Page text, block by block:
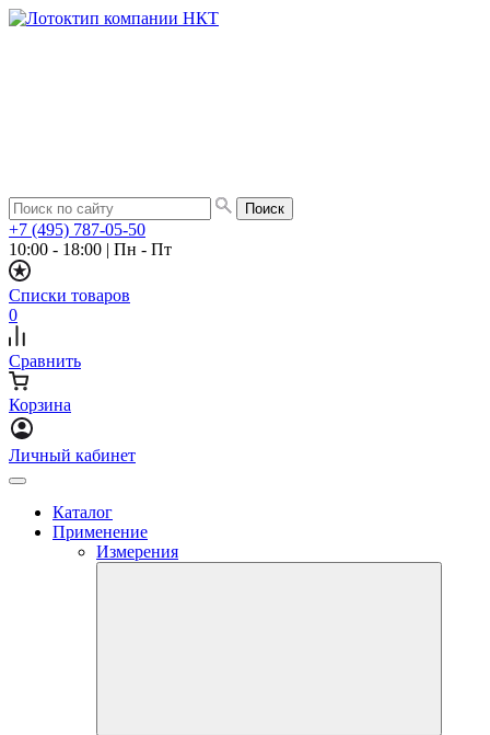
+7 (495) 787-05-50
10:00 - 18:00 | Пн - Пт
Списки товаров
0
Сравнить
Корзина
Личный кабинет
Каталог
Применение
Измерения